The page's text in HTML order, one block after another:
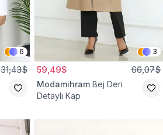
6
31,43$
3
59,49$ 66,07$
Modamihram Bej Deri
Detaylı Kap